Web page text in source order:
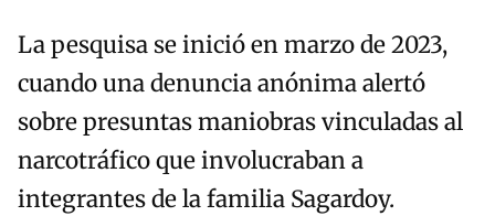
La pesquisa se inició en marzo de 2023,
cuando una denuncia anónima alertó
sobre presuntas maniobras vinculadas al
narcotráfico que involucraban a
integrantes de la familia Sagardoy.